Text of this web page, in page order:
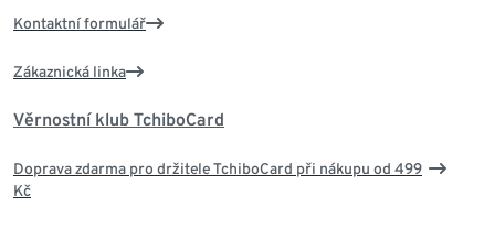
Kontaktní formulář
Zákaznická linka
Věrnostní klub TchiboCard
Doprava zdarma pro držitele TchiboCard při nákupu od 499
Kč